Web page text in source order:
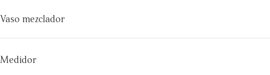
Vaso mezclador
Medidor